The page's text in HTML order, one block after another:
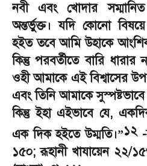
নবী এবং খোদার সম্মানিত
অন্তর্ভুক্ত। যদি কোনো বিষয়ে
হইত তবে আমি উহাকে আংশিক
কিন্তু পরবর্তীতে বারি ধারার
ওহী আমাকে এই বিশ্বাসের
এবং তিনি আমাকে
কিন্তু ইহা এইভাবে যে,
এক দিক হইতে উম্মতি।”১২-
১৫০;রূহানী খাযায়েন ২২/